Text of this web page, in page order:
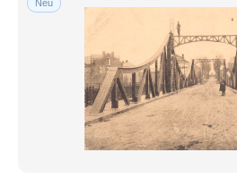
Neu